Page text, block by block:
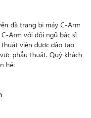
đã trang bị máy C-Arm
Arm với đội ngũ bác sĩ
viên được đào tạo
phẫu thuật. Quý khách
hệ: